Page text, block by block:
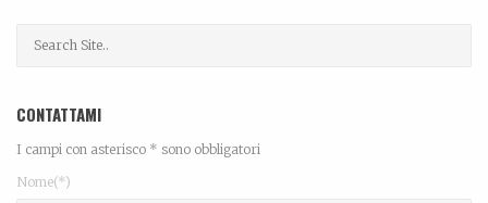
CONTATTAMI
I campi con asterisco * sono obbligatori
Nome(*)